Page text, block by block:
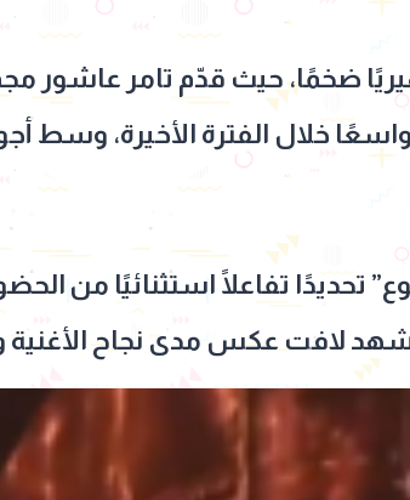
ضخمًا، حيث قدّم تامر عاشور
خلال الفترة الأخيرة، وسط
تحديدًا تفاعلًا استثنائيًا من
لافت عكس مدى نجاح الأغنية